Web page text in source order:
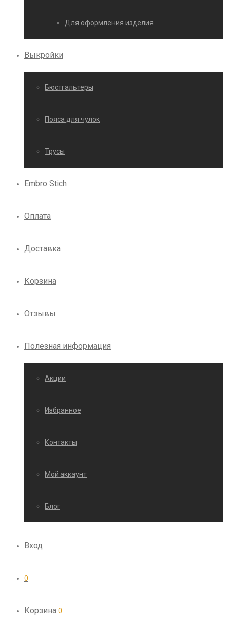
Для оформления изделия
Выкройки
Бюстгальтеры
Пояса для чулок
Трусы
Embro Stich
Оплата
Доставка
Корзина
Отзывы
Полезная информация
Акции
Избранное
Контакты
Мой аккаунт
Блог
Вход
0
Корзина 0